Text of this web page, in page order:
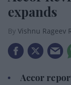
Accor
Opened 109
The